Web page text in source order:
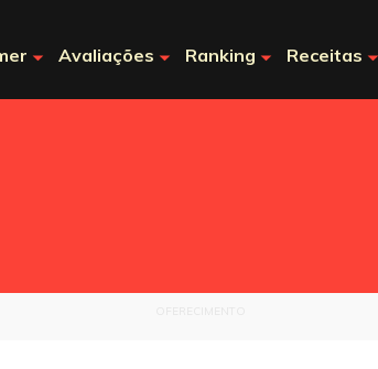
Avaliações Ranking Receitas